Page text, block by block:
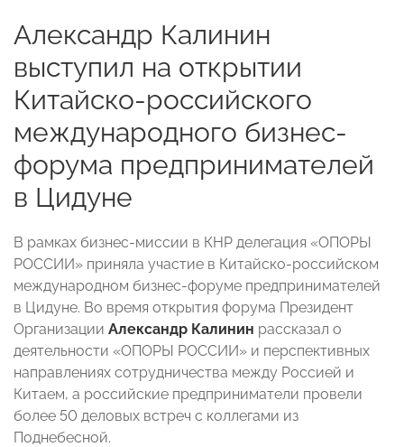
Александр Калинин
выступил на открытии
Китайско-российского
международного бизнес-
форума предпринимателей
в Цидуне
В рамках бизнес-миссии в КНР делегация «ОПОРЫ
РОССИИ» приняла участие в Китайско-российском
международном бизнес-форуме предпринимателей
в Цидуне. Во время открытия форума Президент
Организации Александр Калинин рассказал о
деятельности «ОПОРЫ РОССИИ» и перспективных
направлениях сотрудничества между Россией и
Китаем, а российские предприниматели провели
более 50 деловых встреч с коллегами из
Поднебесной.